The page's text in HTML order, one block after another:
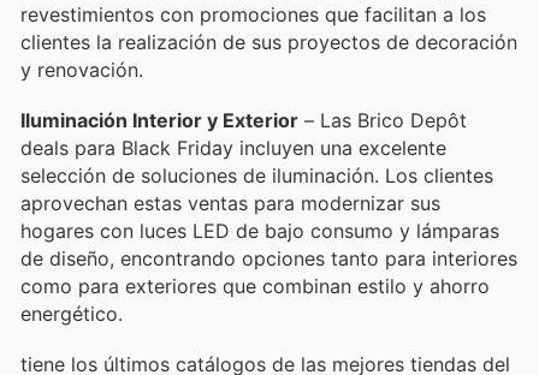
revestimientos con promociones que facilitan a los
clientes la realización de sus proyectos de decoración
y renovación.
Iluminación Interior y Exterior – Las Brico Depôt
deals para Black Friday incluyen una excelente
selección de soluciones de iluminación. Los clientes
aprovechan estas ventas para modernizar sus
hogares con luces LED de bajo consumo y lámparas
de diseño, encontrando opciones tanto para interiores
como para exteriores que combinan estilo y ahorro
energético.
tiene los últimos catálogos de las mejores tiendas del